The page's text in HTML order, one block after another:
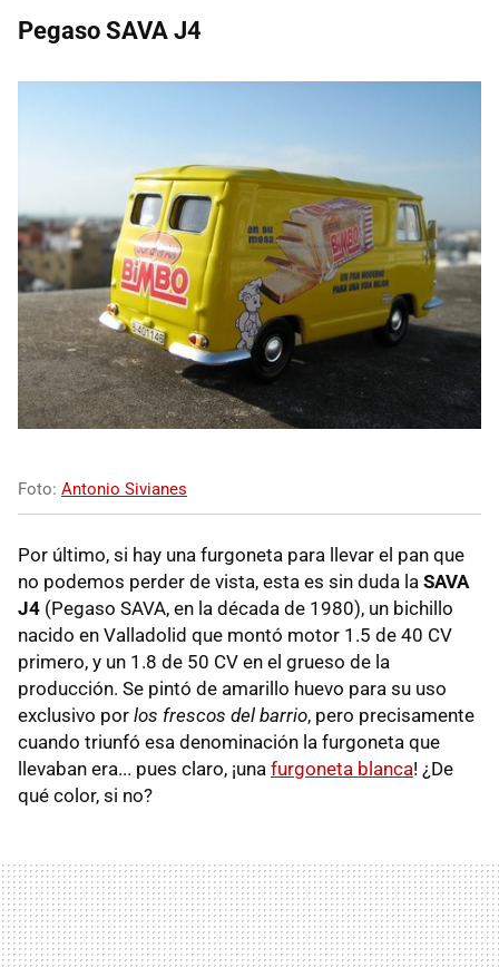
Pegaso SAVA J4
Foto: Antonio Sivianes
Por último, si hay una furgoneta para llevar el pan que
no podemos perder de vista, esta es sin duda la SAVA
J4 (Pegaso SAVA, en la década de 1980), un bichillo
nacido en Valladolid que montó motor 1.5 de 40 CV
primero, y un 1.8 de 50 CV en el grueso de la
producción. Se pintó de amarillo huevo para su uso
exclusivo por los frescos del barrio, pero precisamente
cuando triunfó esa denominación la furgoneta que
llevaban era... pues claro, ¡una furgoneta blanca! ¿De
qué color, si no?